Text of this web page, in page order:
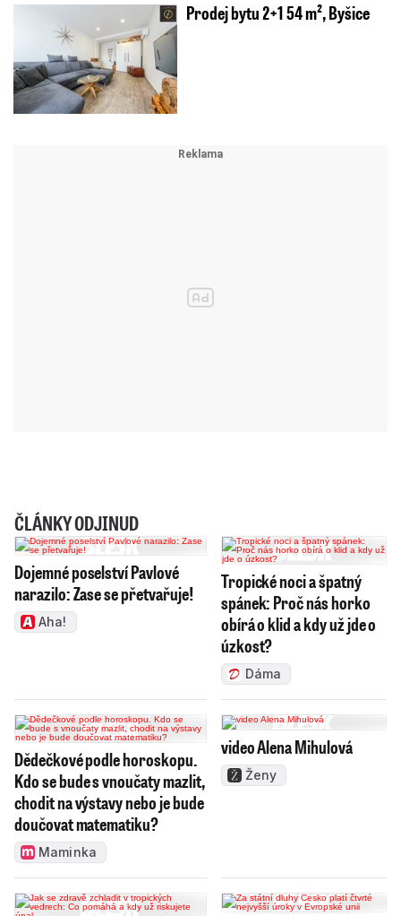
Prodej bytu 2+1 54 m², Byšice
ČLÁNKY ODJINUD
Dojemné poselství Pavlové
narazilo: Zase se přetvařuje!
Aha!
Tropické noci a špatný
spánek: Proč nás horko
obírá o klid a kdy už jde o
úzkost?
Dáma
Dědečkové podle horoskopu.
Kdo se bude s vnoučaty mazlit,
chodit na výstavy nebo je bude
doučovat matematiku?
Maminka
video Alena Mihulová
Ženy